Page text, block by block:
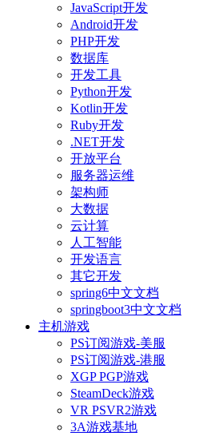
JavaScript开发
Android开发
PHP开发
数据库
开发工具
Python开发
Kotlin开发
Ruby开发
.NET开发
开放平台
服务器运维
架构师
大数据
云计算
人工智能
开发语言
其它开发
spring6中文文档
springboot3中文文档
主机游戏
PS订阅游戏-美服
PS订阅游戏-港服
XGP PGP游戏
SteamDeck游戏
VR PSVR2游戏
3A游戏基地